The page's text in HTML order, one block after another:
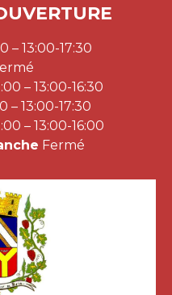
– 13:00-17:30
– 13:00-16:30
– 13:00-17:30
– 13:00-16:00
Fermé